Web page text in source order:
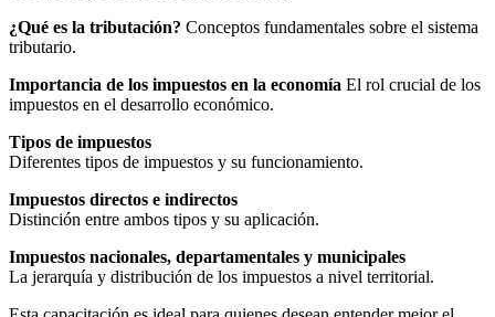
¿Qué es la tributación? Conceptos fundamentales sobre el sistema
tributario.
Importancia de los impuestos en la economía El rol crucial de los
impuestos en el desarrollo económico.
Tipos de impuestos
Diferentes tipos de impuestos y su funcionamiento.
Impuestos directos e indirectos
Distinción entre ambos tipos y su aplicación.
Impuestos nacionales, departamentales y municipales
La jerarquía y distribución de los impuestos a nivel territorial.